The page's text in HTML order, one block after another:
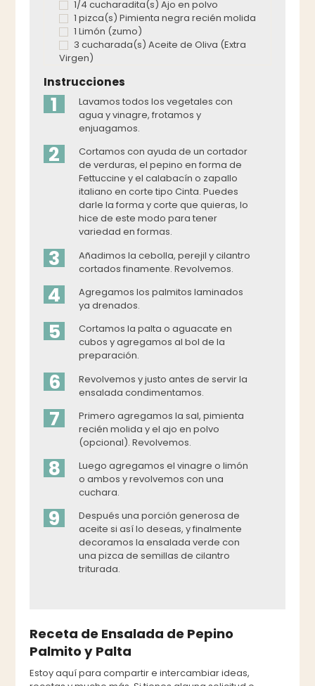
1/4 cucharadita(s) Ajo en polvo
1 pizca(s) Pimienta negra recién molida
1 Limón (zumo)
3 cucharada(s) Aceite de Oliva (Extra
Virgen)
Instrucciones
1
Lavamos todos los vegetales con
agua y vinagre, frotamos y
enjuagamos.
2
Cortamos con ayuda de un cortador
de verduras, el pepino en forma de
Fettuccine y el calabacín o zapallo
italiano en corte tipo Cinta. Puedes
darle la forma y corte que quieras, lo
hice de este modo para tener
variedad en formas.
3
Añadimos la cebolla, perejil y cilantro
cortados finamente. Revolvemos.
4
Agregamos los palmitos laminados
ya drenados.
5
Cortamos la palta o aguacate en
cubos y agregamos al bol de la
preparación.
6
Revolvemos y justo antes de servir la
ensalada condimentamos.
7
Primero agregamos la sal, pimienta
recién molida y el ajo en polvo
(opcional). Revolvemos.
8
Luego agregamos el vinagre o limón
o ambos y revolvemos con una
cuchara.
9
Después una porción generosa de
aceite si así lo deseas, y finalmente
decoramos la ensalada verde con
una pizca de semillas de cilantro
triturada.
Receta de Ensalada de Pepino
Palmito y Palta
Estoy aquí para compartir e intercambiar ideas,